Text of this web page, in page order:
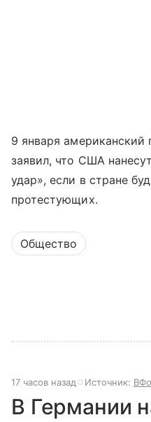
9 января американский
заявил, что США
удар», если в стране
протестующих.
Общество
17 часов назад Источник:
В Германии